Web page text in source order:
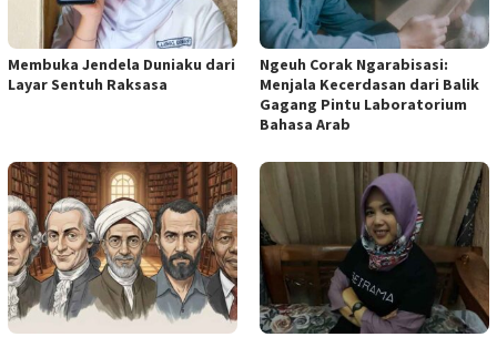
Membuka Jendela Duniaku dari
Layar Sentuh Raksasa
Ngeuh Corak Ngarabisasi:
Menjala Kecerdasan dari Balik
Gagang Pintu Laboratorium
Bahasa Arab